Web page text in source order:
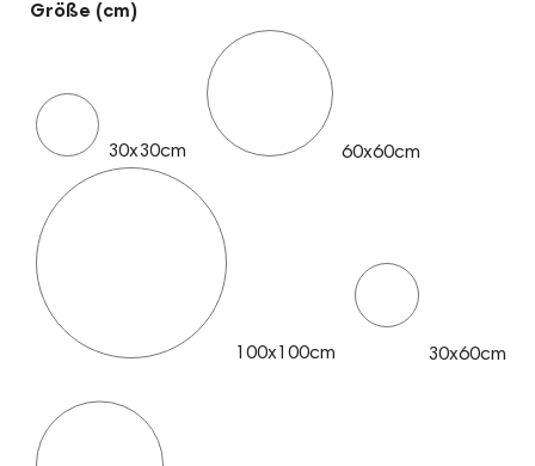
Größe (cm)
30x30cm 60x60cm
100x100cm 30x60cm